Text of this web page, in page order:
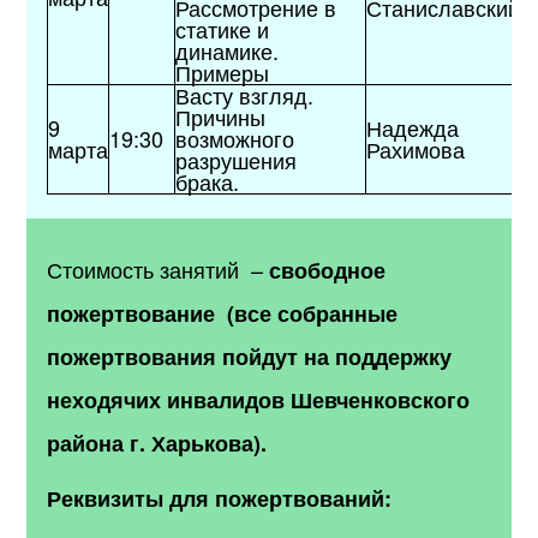
Рассмотрение в
статике и
динамике.
Примеры
Станиславский
9
марта19:30
Васту взгляд.
Причины
возможного
разрушения
брака.
Надежда
Рахимова
Стоимость занятий –свободное
пожертвование (все собранные
пожертвования пойдут на поддержку
неходячих инвалидов Шевченковского
района г. Харькова).
Реквизиты для пожертвований: